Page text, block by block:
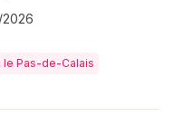
le Pas-de-Calais